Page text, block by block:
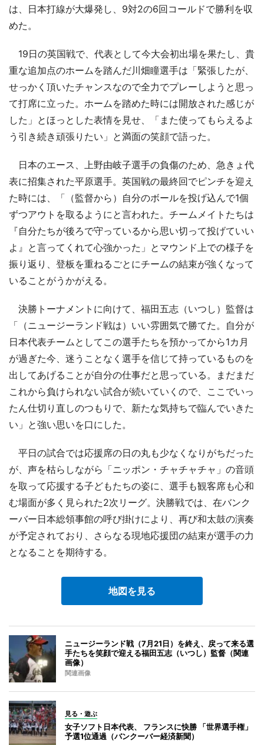
は、日本打線が大爆発し、9対2の6回コールドで勝利を収
めた。
19日の英国戦で、代表として今大会初出場を果たし、貴
重な追加点のホームを踏んだ川畑瞳選手は「緊張したが、
せっかく頂いたチャンスなので全力でプレーしようと思っ
て打席に立った。ホームを踏めた時には開放された感じが
した」とほっとした表情を見せ、「また使ってもらえるよ
う引き続き頑張りたい」と満面の笑顔で語った。
日本のエース、上野由岐子選手の負傷のため、急きょ代
表に招集された平原選手。英国戦の最終回でピンチを迎え
た時には、「（監督から）自分のボールを投げ込んで1個
ずつアウトを取るようにと言われた。チームメイトたちは
『自分たちが後ろで守っているから思い切って投げていい
よ』と言ってくれて心強かった」とマウンド上での様子を
振り返り、登板を重ねるごとにチームの結束が強くなって
いることがうかがえる。
決勝トーナメントに向けて、福田五志（いつし）監督は
「（ニュージーランド戦は）いい雰囲気で勝てた。自分が
日本代表チームとしてこの選手たちを預かってから1カ月
が過ぎた今、迷うことなく選手を信じて持っているものを
出してあげることが自分の仕事だと思っている。まだまだ
これから負けられない試合が続いていくので、ここでいっ
たん仕切り直しのつもりで、新たな気持ちで臨んでいきた
い」と強い思いを口にした。
平日の試合では応援席の日の丸も少なくなりがちだった
が、声を枯らしながら「ニッポン・チャチャチャ」の音頭
を取って応援する子どもたちの姿に、選手も観客席も心和
む場面が多く見られた2次リーグ。決勝戦では、在バンク
ーバー日本総領事館の呼び掛けにより、再び和太鼓の演奏
が予定されており、さらなる現地応援団の結束が選手の力
となることを期待する。
地図を見る
ニュージーランド戦（7月21日）を終え、戻って来る選
手たちを笑顔で迎える福田五志（いつし）監督（関連
画像）
関連画像
見る・遊ぶ
女子ソフト日本代表、 フランスに快勝 「世界選手権」
予選1位通過（バンクーバー経済新聞）